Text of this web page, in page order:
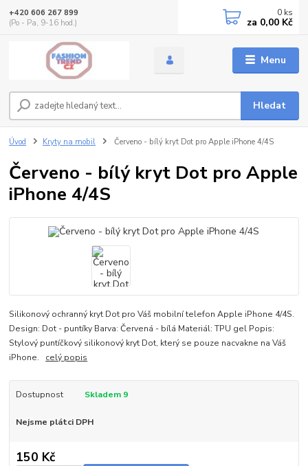
Menu
Hledat
+420 606 267 899
(Po - Pa, 9-16 hod.)
0 ks
za 0,00 Kč
Úvod Kryty na mobil Červeno - bílý kryt Dot pro Apple iPhone 4/4S
Červeno - bílý kryt Dot pro Apple
iPhone 4/4S
Silikonový ochranný kryt Dot pro Váš mobilní telefon Apple iPhone 4/4S.
Design: Dot - puntíky Barva: Červená - bílá Materiál: TPU gel Popis:
Stylový puntíčkový silikonový kryt Dot, který se pouze nacvakne na Váš
iPhone. celý popis
Dostupnost Skladem 9
Nejsme plátci DPH
150 Kč